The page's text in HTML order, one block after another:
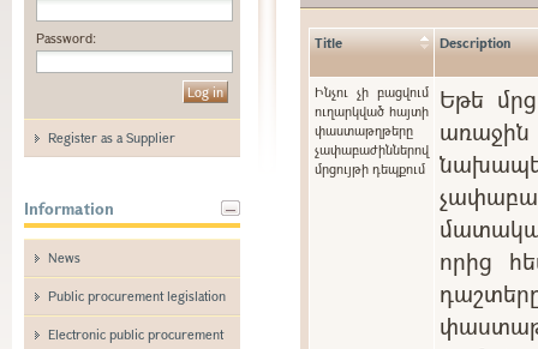
Password:
Register as a Supplier
Information
News
Public procurement legislation
Electronic public procurement
Title Description
Ինչու չի բացվում
ուղարկված հայտի
փաստաթղթերը
չափաբաժիններով
մրցույթի դեպքում
Եթե
առաջին
որից